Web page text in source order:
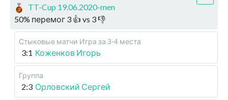
TT-Cup 19.06.2020-men
50% перемог 3 👍 vs 3👎
Стыковые матчи Игра за 3-4 места
3:1 Коженков Игорь
Группа
2:3 Орловский Сергей